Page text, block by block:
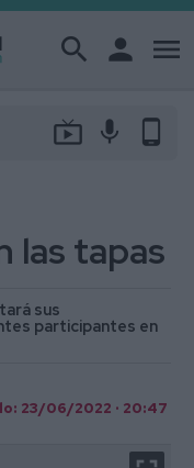
search person menu
live_tv mic phone_android
las tapas
sus
participantes en
23/06/2022 · 20:47